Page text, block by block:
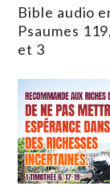
Bible audio
Psaumes
et 3